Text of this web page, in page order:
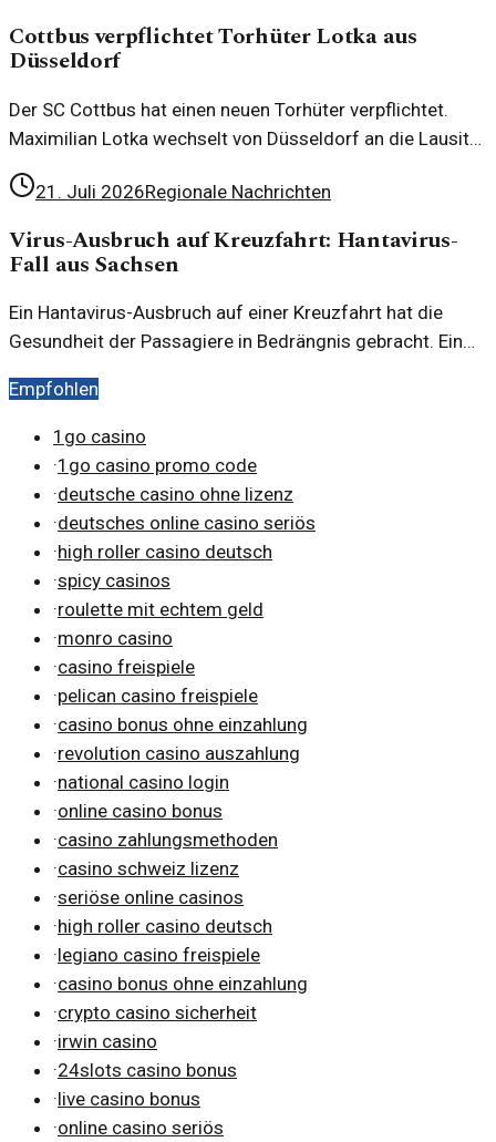
Cottbus verpflichtet Torhüter Lotka aus
Düsseldorf
Der SC Cottbus hat einen neuen Torhüter verpflichtet.
Maximilian Lotka wechselt von Düsseldorf an die Lausitz.
21. Juli 2026Regionale Nachrichten
Virus-Ausbruch auf Kreuzfahrt: Hantavirus-
Fall aus Sachsen
Ein Hantavirus-Ausbruch auf einer Kreuzfahrt hat die
Gesundheit der Passagiere in Bedrängnis gebracht. Ein
Herausforderungen im Umgang mit
Infektionskrankheiten.
Empfohlen
1go casino
·1go casino promo code
·deutsche casino ohne lizenz
·deutsches online casino seriös
·high roller casino deutsch
·spicy casinos
·roulette mit echtem geld
·monro casino
·casino freispiele
·pelican casino freispiele
·casino bonus ohne einzahlung
·revolution casino auszahlung
·national casino login
·online casino bonus
·casino zahlungsmethoden
·casino schweiz lizenz
·seriöse online casinos
·high roller casino deutsch
·legiano casino freispiele
·casino bonus ohne einzahlung
·crypto casino sicherheit
·irwin casino
·24slots casino bonus
·live casino bonus
·online casino seriös